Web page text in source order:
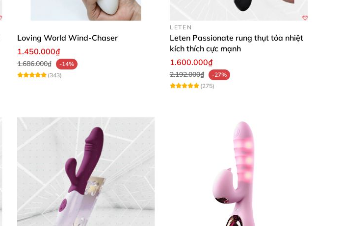
Loving World Wind-Chaser
1.450.000₫
1.686.000₫
-14%
(343)
LETEN
Leten Passionate rung thụt tỏa nhiệt
kích thích cực mạnh
1.600.000₫
2.192.000₫
-27%
(275)